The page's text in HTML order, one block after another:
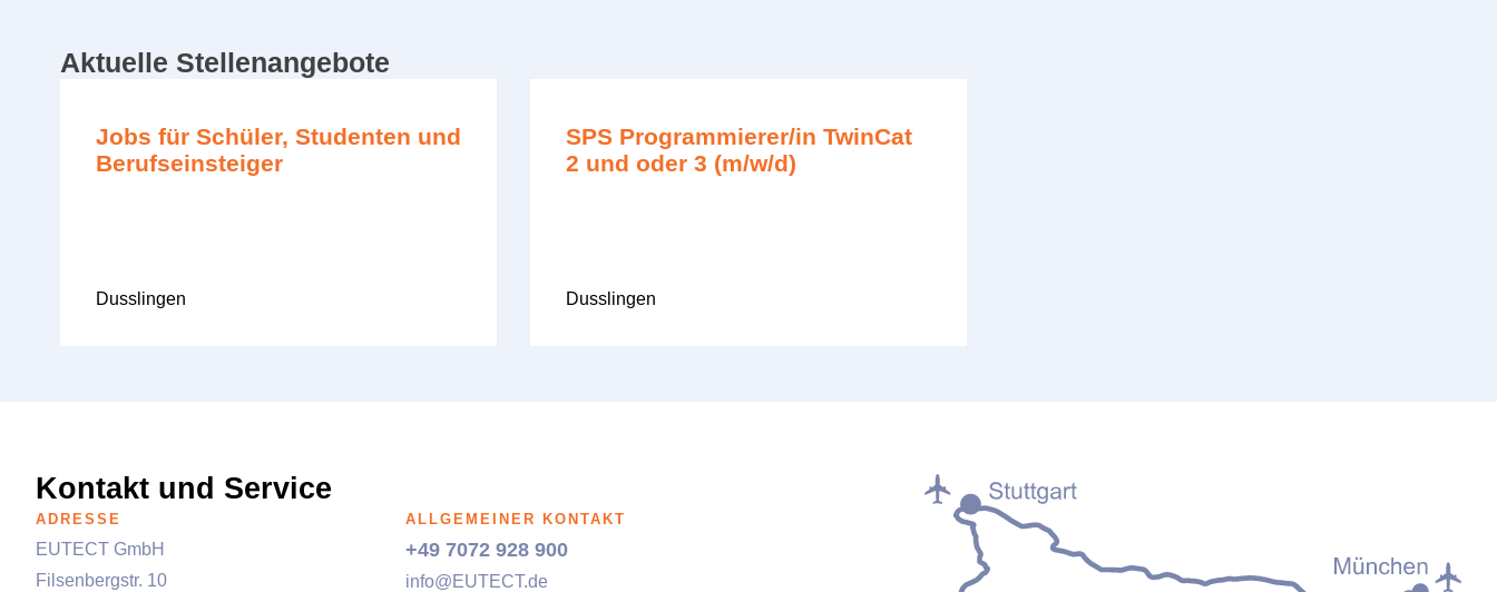
Aktuelle Stellenangebote
Jobs für Schüler, Studenten und
Berufseinsteiger
Dusslingen
SPS Programmierer/in TwinCat
2 und oder 3 (m/w/d)
Dusslingen
Kontakt und Service
ADRESSE
EUTECT GmbH
Filsenbergstr. 10
ALLGEMEINER KONTAKT
+49 7072 928 900
info@EUTECT.de